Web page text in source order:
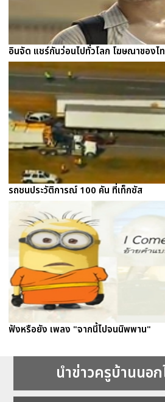
อินจัด แชร์กันว่อนไปทั่วโลก โฆษณาของไ
รถชนประวัติการณ์ 100 คัน ที่เท็กซัส
ฟังหรือยัง เพลง "จากนี้ไปจนนิพพาน"
นำข่าวครูบ้านนอ